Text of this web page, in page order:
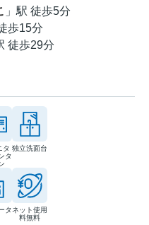
」駅 徒歩5分
歩15分
徒歩29分
タ
タ
独立洗面台
タネット使用
料無料